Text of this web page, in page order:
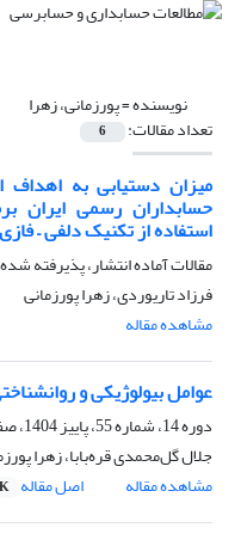
نویسنده =پورزمانی، زهرا
تعداد مقالات: 6
میزان دستیابی به اهداف
حسابداران رسمی ایران
استفاده از تکنیک دلفی –
مقالات آماده انتشار، پذیرفته
فرزاد تاریوردی، زهرا پورزمانی
مشاهده مقاله
عوامل بیولوژیکی و
دوره 14، شماره 55، پاییز 1404، صفحه
جلال گل‌محمدی قره‌بابا، زهرا
مشاهده مقاله
اصل مقاله